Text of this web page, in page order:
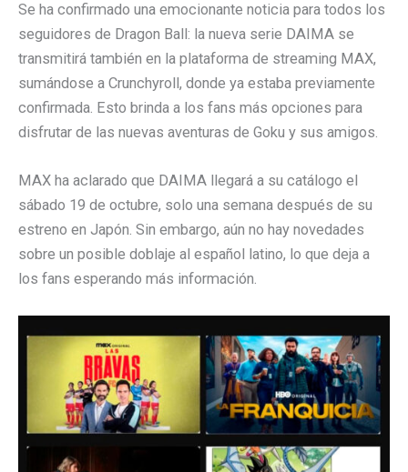
Se ha confirmado una emocionante noticia para todos los
seguidores de Dragon Ball: la nueva serie DAIMA se
transmitirá también en la plataforma de streaming MAX,
sumándose a Crunchyroll, donde ya estaba previamente
confirmada. Esto brinda a los fans más opciones para
disfrutar de las nuevas aventuras de Goku y sus amigos.
MAX ha aclarado que DAIMA llegará a su catálogo el
sábado 19 de octubre, solo una semana después de su
estreno en Japón. Sin embargo, aún no hay novedades
sobre un posible doblaje al español latino, lo que deja a
los fans esperando más información.